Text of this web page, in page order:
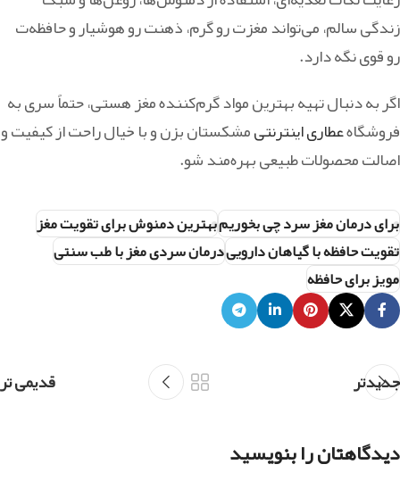
زندگی سالم، می‌تواند مغزت رو گرم، ذهنت رو هوشیار و حافظه‌ت
رو قوی نگه دارد.
اگر به دنبال تهیه بهترین مواد گرم‌کننده مغز هستی، حتماً سری به
فروشگاهعطاری اینترنتیمشکستان بزن و با خیال راحت از کیفیت و
اصالت محصولات طبیعی بهره‌مند شو.
برای درمان مغز سرد چی بخوریمبهترین دمنوش برای تقویت مغز
تقویت حافظه با گیاهان داروییدرمان سردی مغز با طب سنتی
مویز برای حافظه
جدیدتر قدیمی تر
دیدگاهتان را بنویسید